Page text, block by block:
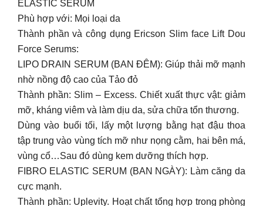
ELASTIC SERUM
Phù hợp với: Mọi loại da
Thành phần và công dụng Ericson Slim face Lift Dou
Force Serums:
LIPO DRAIN SERUM (BAN ĐÊM): Giúp thải mỡ mạnh
nhờ nồng độ cao của Tảo đỏ
Thành phần: Slim – Excess. Chiết xuất thực vật: giảm
mỡ, kháng viêm và làm dịu da, sửa chữa tổn thương.
Dùng vào buổi tối, lấy một lượng bằng hạt đậu thoa
tập trung vào vùng tích mỡ như nọng cằm, hai bên má,
vùng cổ…Sau đó dùng kem dưỡng thích hợp.
FIBRO ELASTIC SERUM (BAN NGÀY): Làm căng da
cực mạnh.
Thành phần: Uplevity. Hoạt chất tổng hợp trong phòng